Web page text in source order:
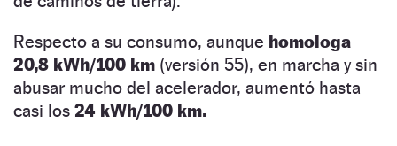
Respecto a su consumo, aunque homologa
20,8 kWh/100 km (versión 55), en marcha y sin
abusar mucho del acelerador, aumentó hasta
casi los 24 kWh/100 km.